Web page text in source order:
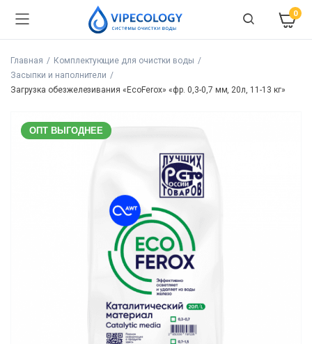
0
Главная
Комплектующие для очистки воды
Засыпки и наполнители
Загрузка обезжелезивания «EcoFerox» «фр. 0,3-0,7 мм, 20л, 11-13 кг»
ОПТ ВЫГОДНЕЕ